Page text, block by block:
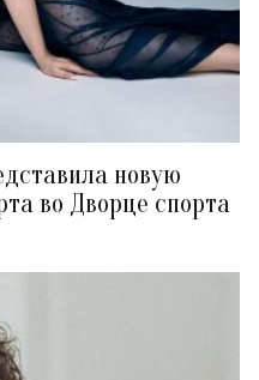
новую
во Дворце спорта